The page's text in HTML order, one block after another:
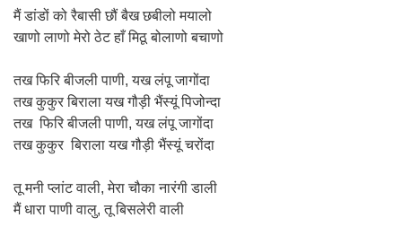
मैं डांडों को रैबासी छौं बैख छबीलो मयालो
खाणो लाणो मेरो ठेट हाँ मिठू बोलाणो बचाणो
तख फिरि बीजली पाणी, यख लंपू जागोंदा
तख कुकुर बिराला यख गौड़ी भैंस्यूं पिजोन्दा
तख फिरि बीजली पाणी, यख लंपू जागोंदा
तख कुकुर बिराला यख गौड़ी भैंस्यूं चरोंदा
तू मनी प्लांट वाली, मेरा चौका नारंगी डाली
मैं धारा पाणी वालु, तू बिसलेरी वाली